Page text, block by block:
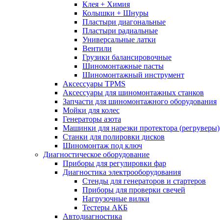
Клея + Химия
Колышки + Шнуры
Пластыри диагональные
Пластыри радиальные
Универсальные латки
Вентили
Грузики балансировочные
Шиномонтажные пасты
Шиномонтажный инструмент
Аксессуары TPMS
Аксессуары для шиномонтажных станков
Запчасти для шиномонтажного оборудования
Мойки для колес
Генераторы азота
Машинки для нарезки протектора (регруверы)
Станки для полировки дисков
Шиномонтаж под ключ
Диагностическое оборудование
Приборы для регулировки фар
Диагностика электрооборудования
Стенды для генераторов и стартеров
Приборы для проверки свечей
Нагрузочные вилки
Тестеры АКБ
Автодиагностика